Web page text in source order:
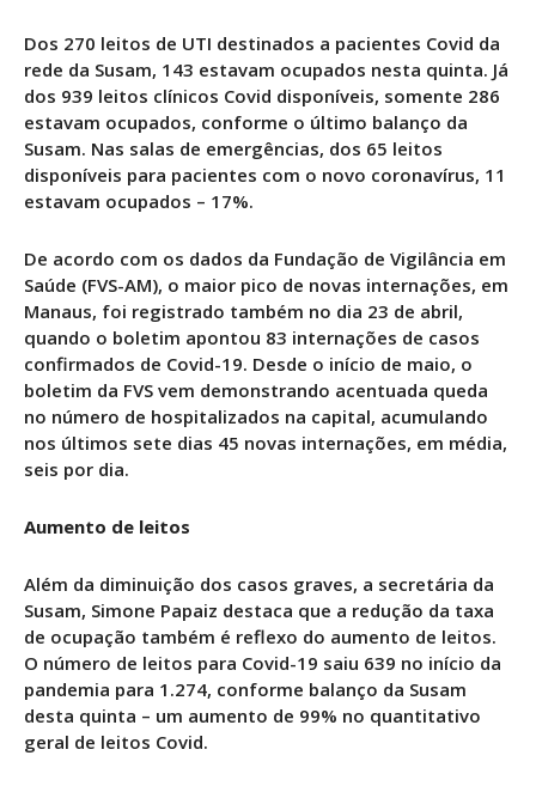
Dos 270 leitos de UTI destinados a pacientes Covid da
rede da Susam, 143 estavam ocupados nesta quinta. Já
dos 939 leitos clínicos Covid disponíveis, somente 286
estavam ocupados, conforme o último balanço da
Susam. Nas salas de emergências, dos 65 leitos
disponíveis para pacientes com o novo coronavírus, 11
estavam ocupados – 17%.
De acordo com os dados da Fundação de Vigilância em
Saúde (FVS-AM), o maior pico de novas internações, em
Manaus, foi registrado também no dia 23 de abril,
quando o boletim apontou 83 internações de casos
confirmados de Covid-19. Desde o início de maio, o
boletim da FVS vem demonstrando acentuada queda
no número de hospitalizados na capital, acumulando
nos últimos sete dias 45 novas internações, em média,
seis por dia.
Aumento de leitos
Além da diminuição dos casos graves, a secretária da
Susam, Simone Papaiz destaca que a redução da taxa
de ocupação também é reflexo do aumento de leitos.
O número de leitos para Covid-19 saiu 639 no início da
pandemia para 1.274, conforme balanço da Susam
desta quinta – um aumento de 99% no quantitativo
geral de leitos Covid.